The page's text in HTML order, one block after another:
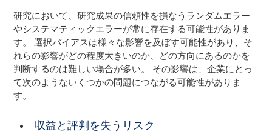
研究において、研究成果の信頼性を損なうランダムエラー
やシステマティックエラーが常に存在する可能性がありま
す。 選択バイアスは様々な影響を及ぼす可能性があり、そ
れらの影響がどの程度大きいのか、どの方向にあるのかを
判断するのは難しい場合が多い。 その影響は、企業にとっ
て次のようないくつかの問題につながる可能性がありま
す。
収益と評判を失うリスク